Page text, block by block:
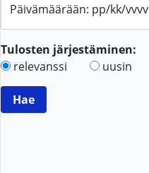
Päivämäärään: pp/kk/vvvv
Tulosten järjestäminen:
relevanssi
uusin